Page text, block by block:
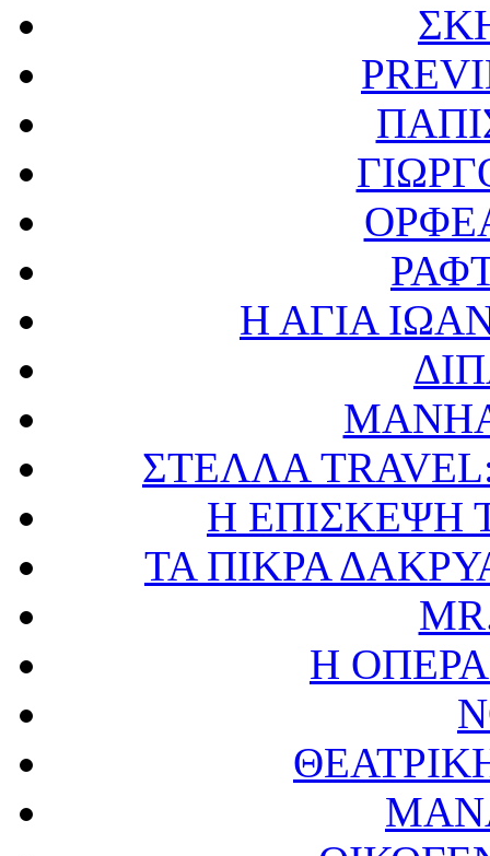
Η ΑΓΙΑ
ΣΤΕΛΛΑ
Η ΕΠΙΣΚΕΨΗ
ΤΑ ΠΙΚΡΑ
Η